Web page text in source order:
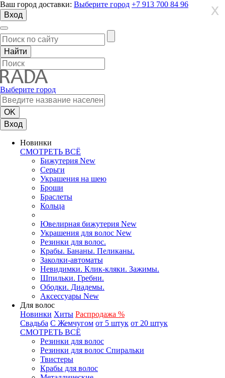
Ваш город доставки: Выберите город +7 913 700 84 96
Вход
Выберите город
Вход
Новинки
СМОТРЕТЬ ВСЁ
Бижутерия New
Серьги
Украшения на шею
Броши
Браслеты
Кольца
Ювелирная бижутерия New
Украшения для волос New
Резинки для волос.
Крабы. Бананы. Пеликаны.
Заколки-автоматы
Невидимки. Клик-кляки. Зажимы.
Шпильки. Гребни.
Ободки. Диадемы.
Аксессуары New
Для волос
Новинки Хиты Распродажа %
Свадьба С Жемчугом от 5 штук от 20 штук
СМОТРЕТЬ ВСЁ
Резинки для волос
Резинки для волос Спиральки
Твистеры
Крабы для волос
X
X
X